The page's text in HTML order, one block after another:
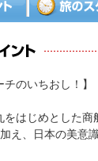
チのいちおし！】
はじめとした商
え、日本の美意